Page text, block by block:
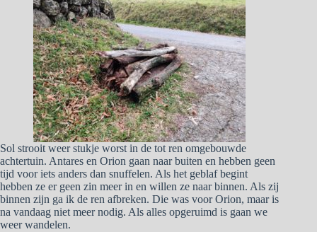
Sol strooit weer stukje worst in de tot ren omgebouwde
achtertuin. Antares en Orion gaan naar buiten en hebben geen
tijd voor iets anders dan snuffelen. Als het geblaf begint
hebben ze er geen zin meer in en willen ze naar binnen. Als zij
binnen zijn ga ik de ren afbreken. Die was voor Orion, maar is
na vandaag niet meer nodig. Als alles opgeruimd is gaan we
weer wandelen.